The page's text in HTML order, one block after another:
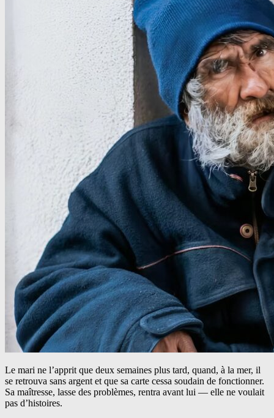
Le mari ne l’apprit que deux semaines plus tard, quand, à la mer, il
se retrouva sans argent et que sa carte cessa soudain de fonctionner.
Sa maîtresse, lasse des problèmes, rentra avant lui — elle ne voulait
pas d’histoires.